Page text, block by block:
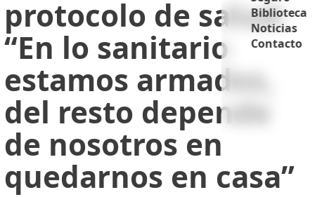
Biblioteca
Noticias
Contacto
protocolo de salud:
“En lo sanitario
estamos armados,
del resto depende
de nosotros en
quedarnos en casa”